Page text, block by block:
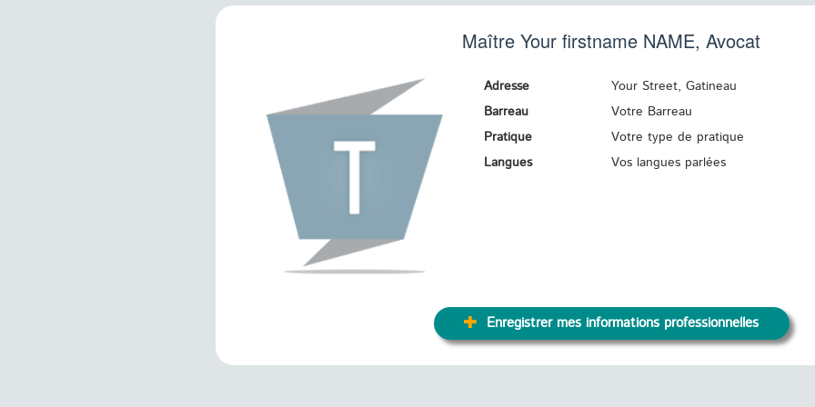
Maître Your firstname NAME, Avocat
Adresse
Your Street, Gatineau
Barreau
Votre Barreau
Pratique
Votre type de pratique
Langues
Vos langues parlées
Enregistrer mes informations professionnelles